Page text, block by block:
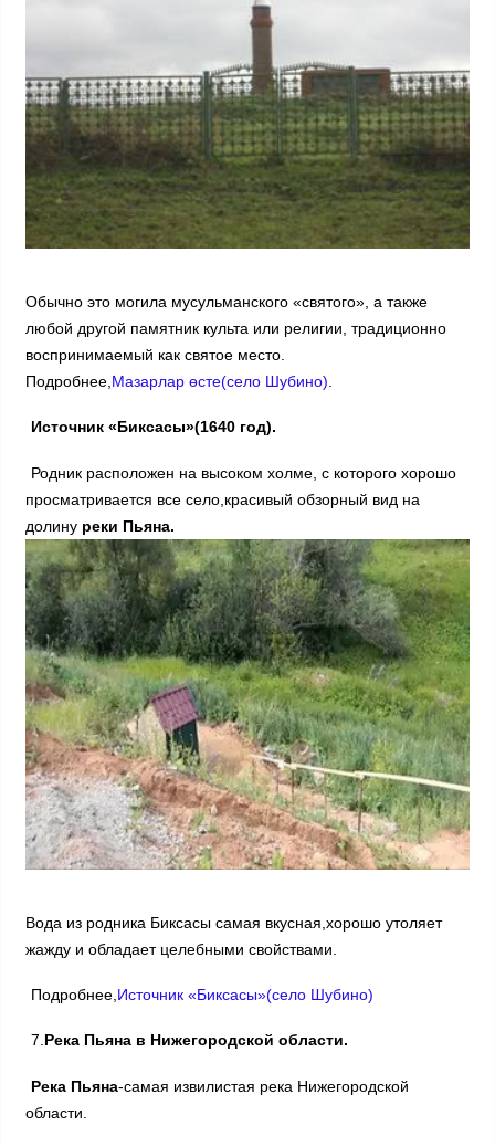
Обычно это могила мусульманского «святого», а также
любой другой памятник культа или религии, традиционно
воспринимаемый как святое место.
Подробнее, Мазарлар өсте(село Шубино)
Источник «Биксасы»(1640 год).
Родник расположен на высоком холме, с которого хорошо
просматривается все село,красивый обзорный вид на
долину реки Пьяна.
Вода из родника Биксасы самая вкусная,хорошо утоляет
жажду и обладает целебными свойствами.
Подробнее, Источник «Биксасы»(село Шубино)
7.Река Пьяна в Нижегородской области.
Река Пьяна-самая извилистая река Нижегородской
области.